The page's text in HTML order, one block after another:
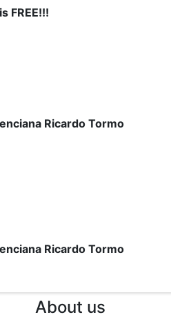
FREE!!!
Ricardo Tormo
Ricardo Tormo
About us